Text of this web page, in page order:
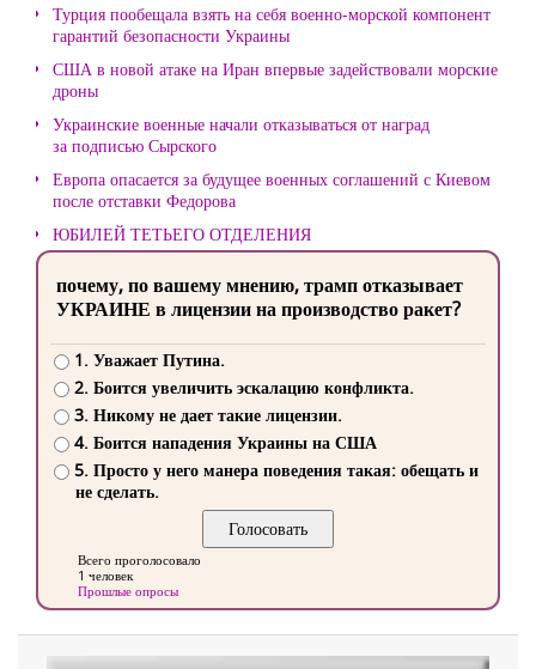
Турция пообещала взять на себя военно-морской компонент
гарантий безопасности Украины
США в новой атаке на Иран впервые задействовали морские
дроны
Украинские военные начали отказываться от наград
за подписью Сырского
Европа опасается за будущее военных соглашений с Киевом
после отставки Федорова
ЮБИЛЕЙ ТЕТЬЕГО ОТДЕЛЕНИЯ
почему, по вашему мнению, трамп отказывает
УКРАИНЕ в лицензии на производство ракет?
1. Уважает Путина.
2. Боится увеличить эскалацию конфликта.
3. Никому не дает такие лицензии.
4. Боится нападения Украины на США
5. Просто у него манера поведения такая: обещать и
не сделать.
Всего проголосовало
1 человек
Прошлые опросы